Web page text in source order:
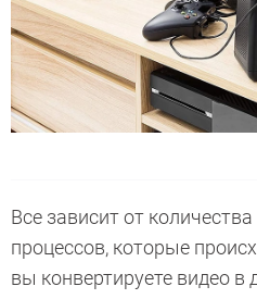
Все зависит от
процессов, которые
вы конвертируете видео в